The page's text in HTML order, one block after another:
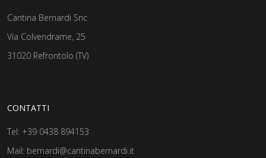
Cantina Bernardi Snc
Via Colvendrame, 25
31020 Refrontolo (TV)
CONTATTI
Tel: +39 0438 894153
Mail: bernardi@cantinabernardi.it